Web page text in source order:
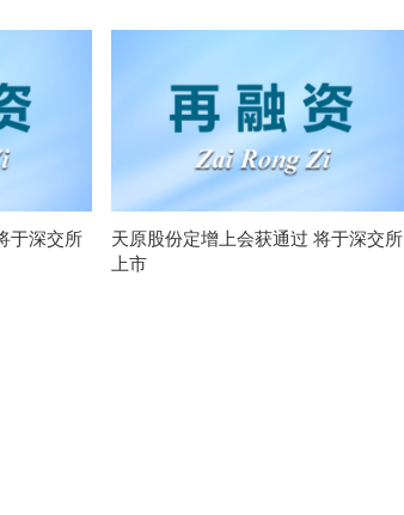
于深交所
天原股份定增上会获通过 将于深交所
上市